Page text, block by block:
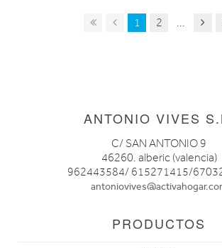
1 2 ...
ANTONIO VIVES
C/ SAN ANTONIO 9
46260. alberic (valencia)
962443584/ 615271415/
PRODUCTOS